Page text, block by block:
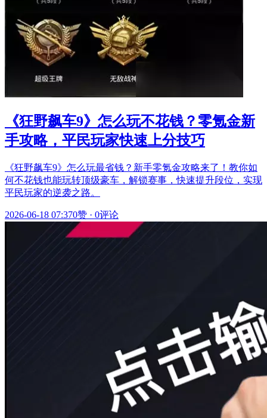
《狂野飙车9》怎么玩不花钱？零氪金新
手攻略，平民玩家快速上分技巧
《狂野飙车9》怎么玩最省钱？新手零氪金攻略来了！教你如
何不花钱也能玩转顶级豪车，解锁赛事，快速提升段位，实现
平民玩家的逆袭之路。
2026-06-18 07:370赞 · 0评论